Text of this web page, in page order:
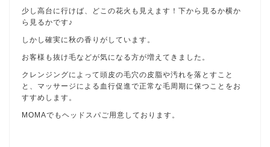
少し高台に行けば、どこの花火も見えます！下から見るか横か
ら見るかです♪
しかし確実に秋の香りがしています。
お客様も抜け毛などが気になる方が増えてきました。
クレンジングによって頭皮の毛穴の皮脂や汚れを落とすこと
と、マッサージによる血行促進で正常な毛周期に保つことをお
すすめします。
MOMAでもヘッドスパご用意しております。